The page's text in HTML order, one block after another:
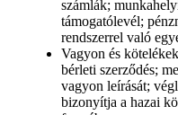
számlák;
támogatólevél;
rendszerrel való
Vagyon és
bérleti szerződés;
vagyon leírását;
bizonyítja a hazai